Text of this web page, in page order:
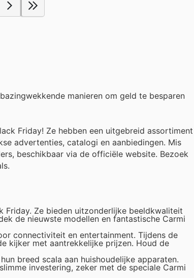
manieren om geld te besparen
Friday! Ze hebben een uitgebreid assortiment
advertenties, catalogi en aanbiedingen. Mis
beschikbaar via de officiële website. Bezoek
Ze bieden uitzonderlijke beeldkwaliteit
de nieuwste modellen en fantastische Carmi
connectiviteit en entertainment. Tijdens de
kijker met aantrekkelijke prijzen. Houd de
breed scala aan huishoudelijke apparaten.
investering, zeker met de speciale Carmi